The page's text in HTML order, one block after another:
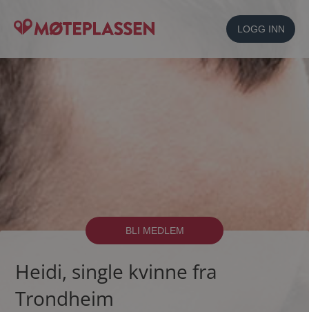
LOGG INN
BLI MEDLEM
Heidi, single kvinne fra
Trondheim